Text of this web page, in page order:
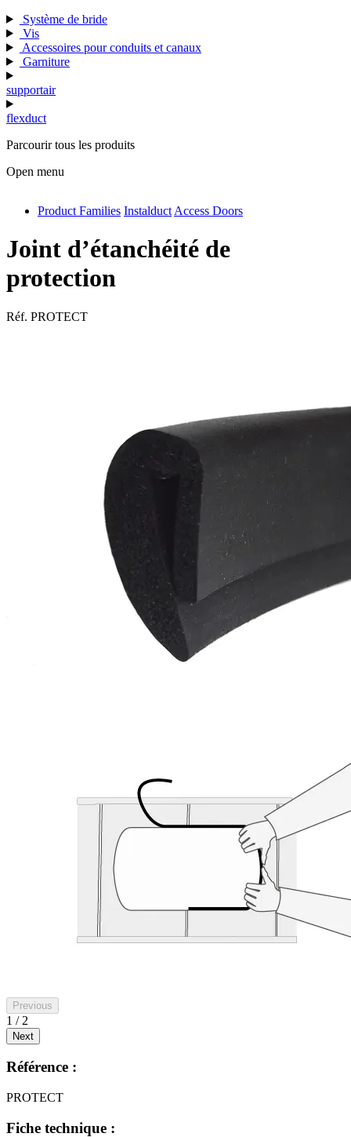
Système de bride
Vis
Accessoires pour conduits et canaux
Garniture
supportair
flexduct
Parcourir tous les produits
Open menu
antivib
isolfix
supportair
Product Families Instalduct Access Doors
Joint d’étanchéité de
protection
Réf. PROTECT
Previous
1 / 2
Next
Référence :
PROTECT
Fiche technique :